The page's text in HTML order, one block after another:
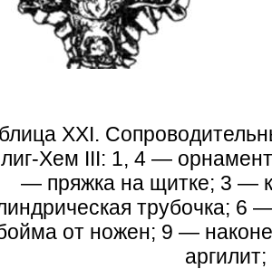
XXI.
Хем III: 1, 4 —
— пряжка на щитке; 3 —
трубочка;
от ножен; 9 —